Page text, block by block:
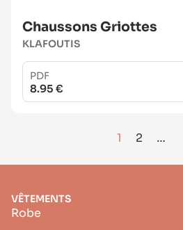
Chaussons Griottes
KLAFOUTIS
PDF
8.95 €
1 2 …
VÊTEMENTS
Robe